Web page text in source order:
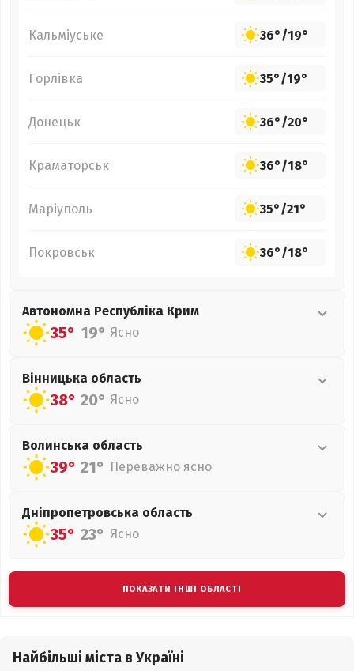
Кальміуське 36°/19°
Горлівка 35°/19°
Донецьк 36°/20°
Краматорськ 36°/18°
Маріуполь 35°/21°
Покровськ 36°/18°
Автономна Республіка Крим
35° 19° Ясно
Вінницька область
38° 20° Ясно
Волинська область
39° 21° Переважно ясно
Дніпропетровська область
35° 23° Ясно
ПОКАЗАТИ ІНШІ ОБЛАСТІ
Найбільші міста в Україні